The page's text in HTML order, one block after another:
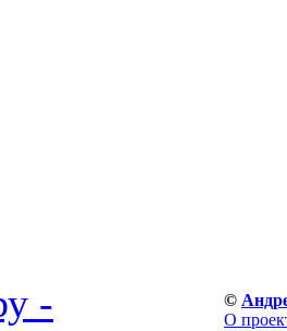
©
О